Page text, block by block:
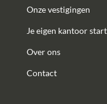
Onze vestigingen
Je eigen kantoor
Over ons
Contact